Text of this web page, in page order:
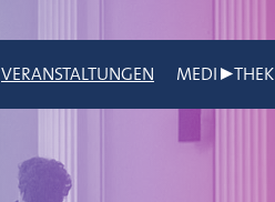
VERANSTALTUNGEN MEDI▶THEK